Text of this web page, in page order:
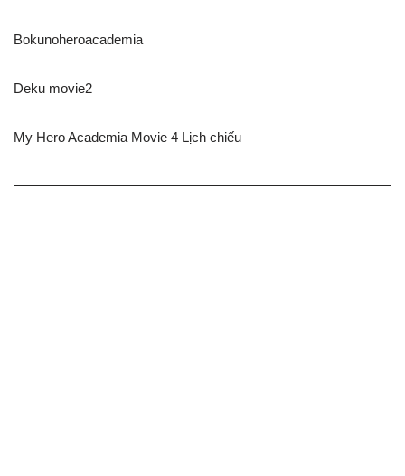
Bokunoheroacademia
Deku movie2
My Hero Academia Movie 4 Lịch chiếu